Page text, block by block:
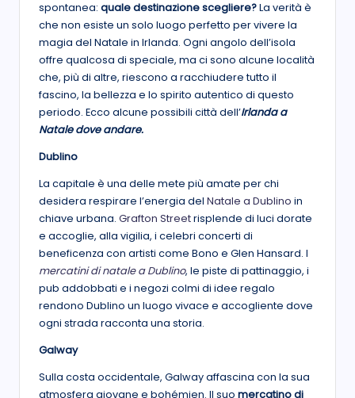
spontanea: quale destinazione scegliere?La verità è
che non esiste un solo luogo perfetto per vivere la
magia del Natale in Irlanda. Ogni angolo dell’isola
offre qualcosa di speciale, ma ci sono alcune località
che, più di altre, riescono a racchiudere tutto il
fascino, la bellezza e lo spirito autentico di questo
periodo. Ecco alcune possibili città dell’Irlanda a
Natale dove andare.
Dublino
La capitale è una delle mete più amate per chi
desidera respirare l’energia del Natale a Dublino in
chiave urbana. Grafton Streetrisplende di luci dorate
e accoglie, alla vigilia, i celebri concerti di
beneficenza con artisti come Bono e Glen Hansard. I
mercatini di natale a Dublino, le piste di pattinaggio, i
pub addobbati e i negozi colmi di idee regalo
rendono Dublino un luogo vivace e accogliente dove
ogni strada racconta una storia.
Galway
Sulla costa occidentale, Galway affascina con la sua
atmosfera giovane e bohémien. Il suo mercatino di